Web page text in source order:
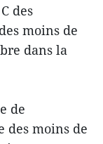
des
moins de
dans la
de
des moins de